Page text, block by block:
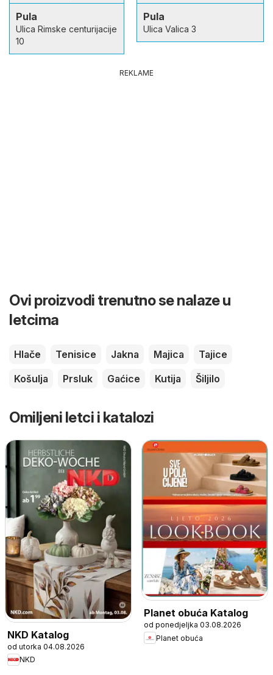
Pula
Ulica Rimske centurijacije
10
Pula
Ulica Valica 3
REKLAME
Ovi proizvodi trenutno se nalaze u
letcima
Hlače Tenisice Jakna Majica
Tajice
Košulja
Prsluk Gaćice Kutija Šiljilo
Omiljeni letci i katalozi
NKD Katalog
od utorka 04.08.2026
NKD
Planet obuća Katalog
od ponedjeljka 03.08.2026
Planet obuća